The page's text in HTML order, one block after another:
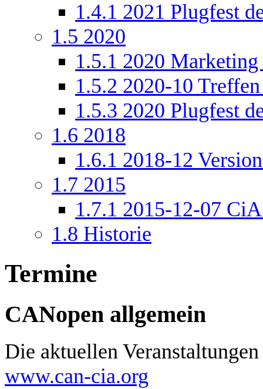
1.4.1 2021 Plugfest
1.5 2020
1.5.1 2020
1.5.2 2020-10
1.5.3 2020 Plugfest
1.6 2018
1.6.1 2018-12
1.7 2015
1.7.1 2015-12-07
1.8 Historie
Termine
CANopen allgemein
Die aktuellen
www.can-cia.org